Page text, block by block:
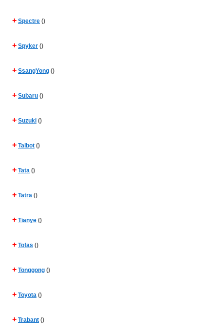
+ Spectre ()
+ Spyker ()
+ SsangYong ()
+ Subaru ()
+ Suzuki ()
+ Talbot ()
+ Tata ()
+ Tatra ()
+ Tianye ()
+ Tofas ()
+ Tonggong ()
+ Toyota ()
+ Trabant ()